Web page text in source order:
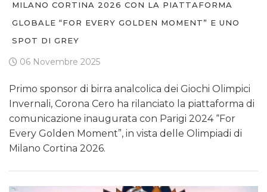
MILANO CORTINA 2026 CON LA PIATTAFORMA
GLOBALE “FOR EVERY GOLDEN MOMENT” E UNO
SPOT DI GREY
06 Novembre 2025
Primo sponsor di birra analcolica dei Giochi Olimpici
Invernali, Corona Cero ha rilanciato la piattaforma di
comunicazione inaugurata con Parigi 2024 “For
Every Golden Moment”, in vista delle Olimpiadi di
Milano Cortina 2026.